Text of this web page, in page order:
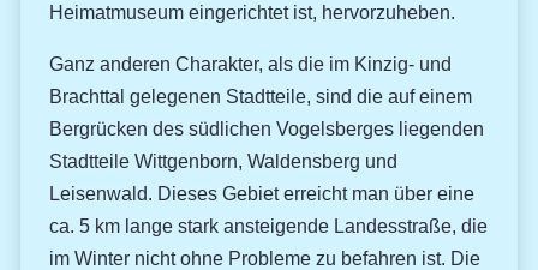
Heimatmuseum eingerichtet ist, hervorzuheben.
Ganz anderen Charakter, als die im Kinzig- und
Brachttal gelegenen Stadtteile, sind die auf einem
Bergrücken des südlichen Vogelsberges liegenden
Stadtteile Wittgenborn, Waldensberg und
Leisenwald. Dieses Gebiet erreicht man über eine
ca. 5 km lange stark ansteigende Landesstraße, die
im Winter nicht ohne Probleme zu befahren ist. Die